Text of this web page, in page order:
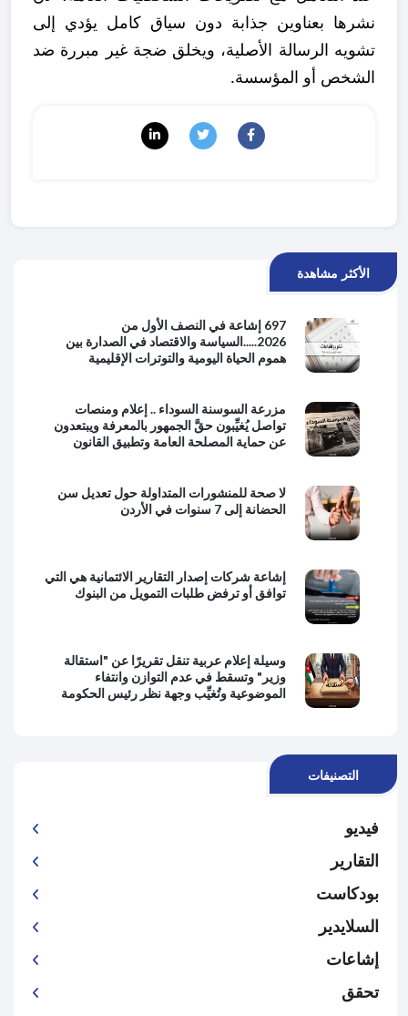
نشرها بعناوين جذابة دون سياق كامل يؤدي إلى
تشويه الرسالة الأصلية، ويخلق ضجة غير مبررة ضد
الشخص أو المؤسسة.
الأكثر مشاهدة
697 إشاعة في النصف الأول من
2026.....السياسة والاقتصاد في الصدارة بين
هموم الحياة اليومية والتوترات الإقليمية
مزرعة السوسنة السوداء .. إعلام ومنصات
تواصل يُغيِّبون حقَّ الجمهور بالمعرفة ويبتعدون
عن حماية المصلحة العامة وتطبيق القانون
لا صحة للمنشورات المتداولة حول تعديل سن
الحضانة إلى 7 سنوات في الأردن
إشاعة شركات إصدار التقارير الائتمانية هي التي
توافق أو ترفض طلبات التمويل من البنوك
وسيلة إعلام عربية تنقل تقريرًا عن "استقالة
وزير" وتسقط في عدم التوازن وانتفاء
الموضوعية وتُغيِّب وجهة نظر رئيس الحكومة
التصنيفات
فيديو
التقارير
بودكاست
السلايدير
إشاعات
تحقق